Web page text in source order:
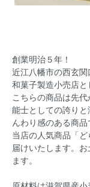
創業明治５年！
近江八幡市の西玄
和菓子製造小売店と
こちらの商品は先
能士としての誇り
んわり感のある商品
当店の人気商品「
届けいたします。
ます。